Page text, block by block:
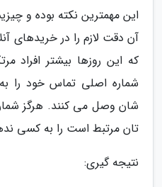
این مهمترین نکته بوده و
آن دقت لازم را در خریدهای
که این روزها بیشتر
شماره اصلی تماس خود را
شان وصل می کنند. هرگز
تان مرتبط است را به کسی
نتیجه گیری: